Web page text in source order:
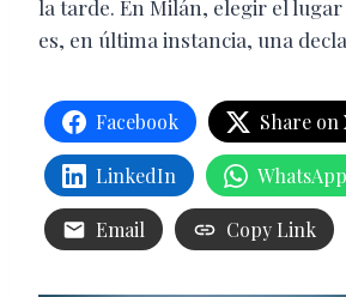
la tarde. En Milán, elegir el
es, en última instancia, una
Facebook Share on
LinkedIn WhatsApp
Email Copy Link